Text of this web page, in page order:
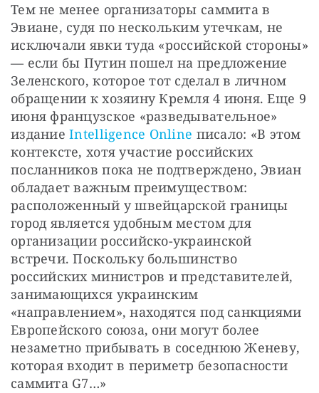
Тем не менее организаторы саммита в
Эвиане, судя по нескольким утечкам, не
исключали явки туда «российской стороны»
— если бы Путин пошел на предложение
Зеленского, которое тот сделал в личном
обращении к хозяину Кремля 4 июня. Еще 9
июня французское «разведывательное»
издание Intelligence Online писало: «В этом
контексте, хотя участие российских
посланников пока не подтверждено, Эвиан
обладает важным преимуществом:
расположенный у швейцарской границы
город является удобным местом для
организации российско-украинской
встречи. Поскольку большинство
российских министров и представителей,
занимающихся украинским
«направлением», находятся под санкциями
Европейского союза, они могут более
незаметно прибывать в соседнюю Женеву,
которая входит в периметр безопасности
саммита G7…»